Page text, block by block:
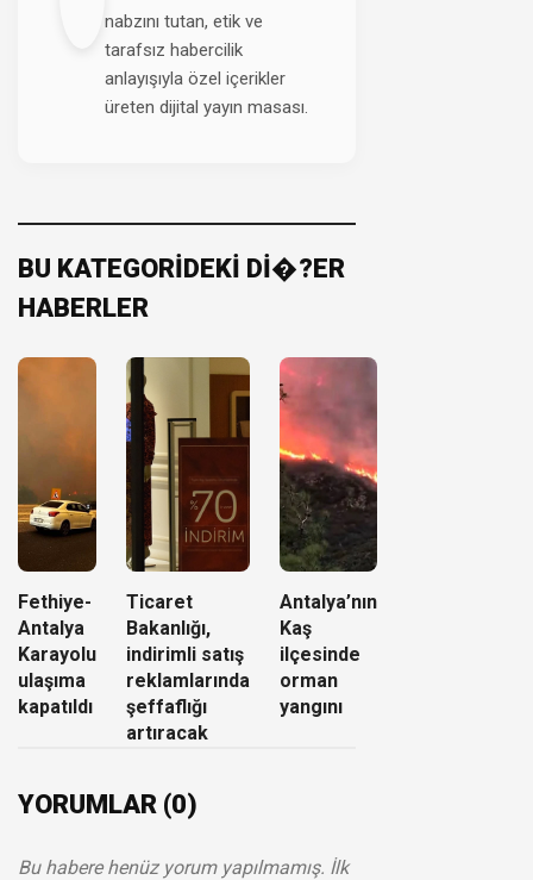
nabzını tutan, etik ve
tarafsız habercilik
anlayışıyla özel içerikler
üreten dijital yayın masası.
BU KATEGORİDEKİ Dİ�?ER
HABERLER
Fethiye-
Antalya
Karayolu
ulaşıma
kapatıldı
Ticaret
Bakanlığı,
indirimli satış
reklamlarında
şeffaflığı
artıracak
Antalya’nın
Kaş
ilçesinde
orman
yangını
YORUMLAR (0)
Bu habere henüz yorum yapılmamış. İlk